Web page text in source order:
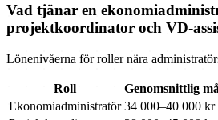
Vad tjänar en
projektkoordinator och VD-
Lönenivåerna för roller nära
Roll
Genomsnittlig
Ekonomiadministratör 34 000–40 000 kr